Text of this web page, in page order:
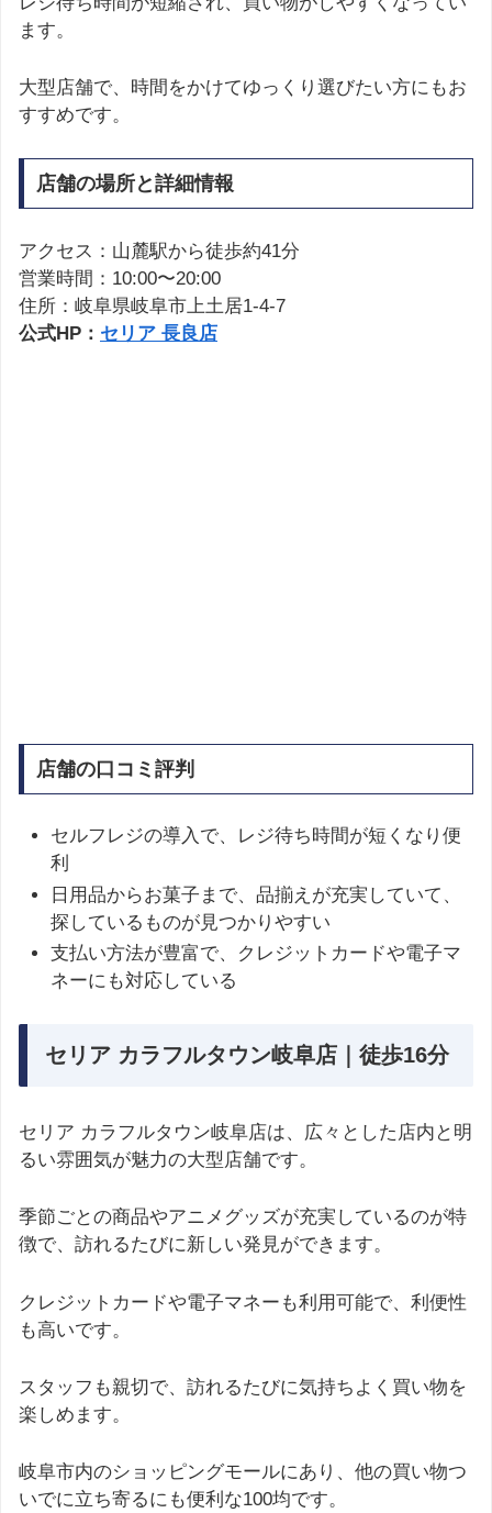
ます。
大型店舗で、時間をかけてゆっくり選びたい方にもお
すすめです。
店舗の場所と詳細情報
アクセス：山麓駅から徒歩約41分
営業時間：10:00〜20:00
住所：岐阜県岐阜市上土居1-4-7
公式HP： セリア 長良店
店舗の口コミ評判
セルフレジの導入で、レジ待ち時間が短くなり便
利
日用品からお菓子まで、品揃えが充実していて、
探しているものが見つかりやすい
支払い方法が豊富で、クレジットカードや電子マ
ネーにも対応している
セリア カラフルタウン岐阜店｜徒歩16分
セリア カラフルタウン岐阜店は、広々とした店内と明
るい雰囲気が魅力の大型店舗です。
季節ごとの商品やアニメグッズが充実しているのが特
徴で、訪れるたびに新しい発見ができます。
クレジットカードや電子マネーも利用可能で、利便性
も高いです。
スタッフも親切で、訪れるたびに気持ちよく買い物を
楽しめます。
岐阜市内のショッピングモールにあり、他の買い物つ
いでに立ち寄るにも便利な100均です。